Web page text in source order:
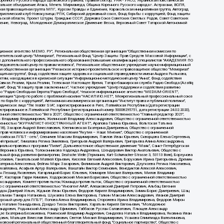
объединение Атака, Мечеть Мирмамеда, Община Коренного Русского народа г. Астрахани, ВОЛЯ,
группа МПГ, Курсом Правды и Единения, Каракольская инициативная группа, Автоград
клуб-Новокузнецк/РПК, Сибирский державный союз, Фонд борьбы с коррупцией, Фонд защиты
области, Проект Штурм, Граждане СССР, Держава Союз Советских Светлых Родов, Совет Советских
Невоград, Молодежное Демократическое Движение Весна, Верховный Совет Татарской Автономной
Владыкина Елена Сергеевна, Гельман Марат Александрович, Никульшина Вероника Юрьевна, Толоконникова Надежда Андреевна, Шендерович Виктор Анатольевич, Общество с ограниченной ответственностью "Данное сообщение", Общество с ограниченной ответственностью Издательский дом "Новая глава", Айнбиндер Александра Александровна, Московский комьюнити-центр для ЛГБТ+инициатив, Благотворительный фонд развития филантропии, Deutsche Welle (Германия, Kurt-Schumacher-Strasse 3, 53113 Bonn), Борзунова Мария Михайловна, Воробьев Виктор Викторович, Голубева Анна Львовна, Константинова Алла Михайловна, Малкова Ирина Владимировна, Мурадов Мурад Абдулгалимович, Осетинская Елизавета Николаевна, Понасенков Евгений Николаевич, Ганапольский Матвей Юрьевич, Киселев Евгений Алексеевич, Борухович Ирина Григорьевна, Дремин Иван Тимофеевич, Дубровский Дмитрий Викторович, Красноярская региональная общественная организация поддержки и развития альтернативных образовательных технологий и межкультурных коммуникаций "ИНТЕРРА", Маяковская Екатерина Алексеевна, Фейгин Марк Захарович, Филимонов Андрей Викторович, Дзугкоева Регина Николаевна, Доброхотов Роман Александрович, Дудь Юрий Александрович, Елкин Сергей Владимирович, Кругликов Кирилл Игоревич, Сабунаева Мария Леонидовна, Семенов Алексей Владимирович, Шаинян Карен Багратович, Шульман Екатерина Михайловна, Асафьев Артур Валерьевич, Вахштайн Виктор Семенович, Венедиктов Алексей Алексеевич, Лушникова Екатерина Евгеньевна, Волков Леонид Михайлович, Невзоров Александр Глебович, Пархоменко Сергей Борисович, Сироткин Ярослав Николаевич, Кара-Мурза Владимир Владимирович, Баранова Наталья Владимировна, Гозман Леонид Яковлевич, Кагарлицкий Борис Юльевич, Климарев Михаил Валерьевич, Милов Владимир Станиславович, Автономная некоммерческая организация Краснодарский центр современного искусства "Типография", Моргенштерн Алишер Тагирович, Соболь Любовь Эдуардовна, Общество с ограниченной ответственностью "ЛИЗА НОРМ", Каспаров Гарри Кимович, Ходорковский Михаил Борисович, Общество с ограниченной ответственностью "Апрельские тезисы", Данилович Ирина Брониславовна, Кашин Олег Владимирович, Петров Николай Владимирович, Пивоваров Алексей Владимирович, Соколов Михаил Владимирович, Цветкова Юлия Владимировна, Чичваркин Евгений Александрович, Комитет против пыток/Команда против пыток, Общество с ограниченной ответственностью "Первый научный", Общество с ограниченной ответственностью "Вертолет и ко", Белоцерковская Вероника Борисовна, Кац Максим Евгеньевич, Лазарева Татьяна Юрьевна, Шаведдинов Руслан Табризович, Яшин Илья Валерьевич, Общество с ограниченной ответственностью "Иноагент ААВ", Алешковский Дмитрий Петрович, Альбац Евгения Марковна, Быков Дмитрий Львович, Галямина Юлия Евгеньевна, Лойко Сергей Леонидович, Мартынов Кирилл Константинович, Медведев Сергей Александрович, Крашенинников Федор Геннадиевич, Гордеева Катерина Вл